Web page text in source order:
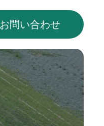
お問い合わせ